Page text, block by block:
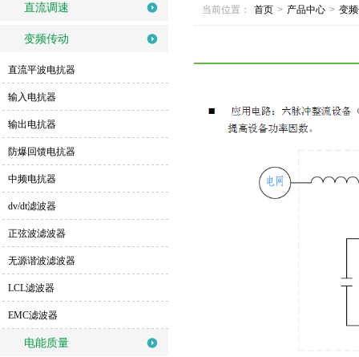
直流调速
变频传动
直流平波电抗器
输入电抗器
输出电抗器
防爆回馈电抗器
中频电抗器
dv/dt滤波器
正弦波滤波器
无源谐波滤波器
LCL滤波器
EMC滤波器
电能质量
当前位置： 首页 > 产品中心 > 变